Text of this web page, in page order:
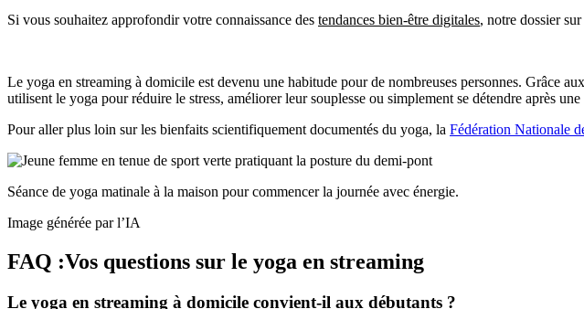
Si vous souhaitez approfondir votre connaissance des tendances bien-être digitales, notre dossier
Le yoga en streaming à domicile est devenu une habitude pour de nombreuses personnes. Grâce
utilisent le yoga pour réduire le stress, améliorer leur souplesse ou simplement se détendre après
Pour aller plus loin sur les bienfaits scientifiquement documentés du yoga, la Fédération Nationale
Séance de yoga matinale à la maison pour commencer la journée avec énergie.
Image générée par l’IA
FAQ :Vos questions sur le yoga en streaming
Le yoga en streaming à domicile convient-il aux débutants ?